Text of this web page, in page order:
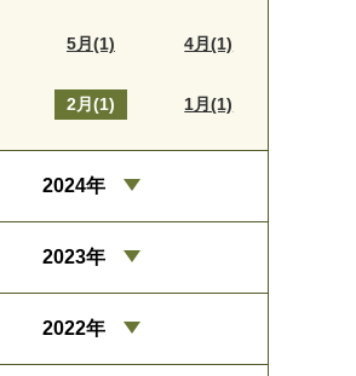
5月(1) 4月(1)
2月(1) 1月(1)
2024年
2023年
2022年